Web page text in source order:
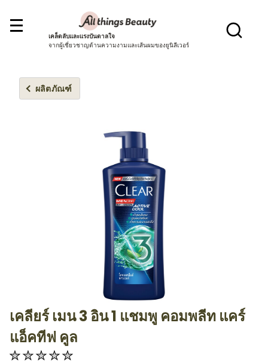
เคล็ดลับและแรงบันดาลใจ
จากผู้เชี่ยวชาญด้านความงามและเส้นผมของยูนิลีเวอร์
ผลิตภัณฑ์
เคลียร์ เมน 3 อิน 1 แชมพู คอมพลีท แคร์
แอ็คทีฟ คูล
ไม่มี